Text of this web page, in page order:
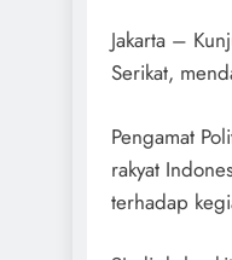
Jakarta –
Serikat,
Pengamat
rakyat
terhadap